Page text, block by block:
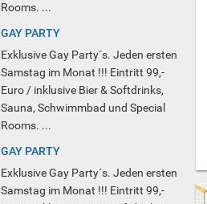
Rooms. ...
GAY PARTY
Exklusive Gay Party´s. Jeden ersten
Samstag im Monat !!! Eintritt 99,-
Euro / inklusive Bier & Softdrinks,
Sauna, Schwimmbad und Special
Rooms. ...
GAY PARTY
Exklusive Gay Party´s. Jeden ersten
Samstag im Monat !!! Eintritt 99,-